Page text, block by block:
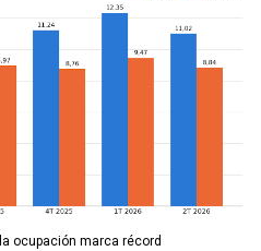
ocupación marca récord